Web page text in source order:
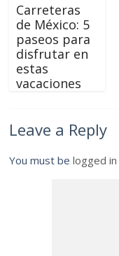
Carreteras
de México: 5
paseos para
disfrutar en
estas
vacaciones
Leave a Reply
You must belogged in